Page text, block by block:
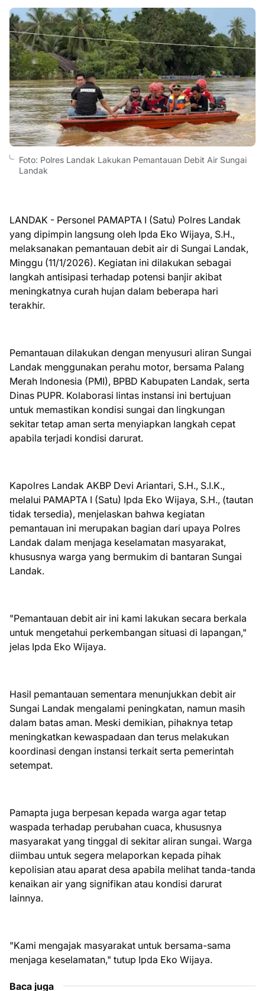
Foto: Polres Landak Lakukan Pemantauan Debit Air Sungai
Landak
LANDAK - Personel PAMAPTA I (Satu) Polres Landak
yang dipimpin langsung oleh Ipda Eko Wijaya, S.H.,
melaksanakan pemantauan debit air di Sungai Landak,
Minggu (11/1/2026). Kegiatan ini dilakukan sebagai
langkah antisipasi terhadap potensi banjir akibat
meningkatnya curah hujan dalam beberapa hari
terakhir.
Pemantauan dilakukan dengan menyusuri aliran Sungai
Landak menggunakan perahu motor, bersama Palang
Merah Indonesia (PMI), BPBD Kabupaten Landak, serta
Dinas PUPR. Kolaborasi lintas instansi ini bertujuan
untuk memastikan kondisi sungai dan lingkungan
sekitar tetap aman serta menyiapkan langkah cepat
apabila terjadi kondisi darurat.
Kapolres Landak AKBP Devi Ariantari, S.H., S.I.K.,
melalui PAMAPTA I (Satu) Ipda Eko Wijaya, S.H., (tautan
tidak tersedia), menjelaskan bahwa kegiatan
pemantauan ini merupakan bagian dari upaya Polres
Landak dalam menjaga keselamatan masyarakat,
khususnya warga yang bermukim di bantaran Sungai
Landak.
"Pemantauan debit air ini kami lakukan secara berkala
untuk mengetahui perkembangan situasi di lapangan,"
jelas Ipda Eko Wijaya.
Hasil pemantauan sementara menunjukkan debit air
Sungai Landak mengalami peningkatan, namun masih
dalam batas aman. Meski demikian, pihaknya tetap
meningkatkan kewaspadaan dan terus melakukan
koordinasi dengan instansi terkait serta pemerintah
setempat.
Pamapta juga berpesan kepada warga agar tetap
waspada terhadap perubahan cuaca, khususnya
masyarakat yang tinggal di sekitar aliran sungai. Warga
diimbau untuk segera melaporkan kepada pihak
kepolisian atau aparat desa apabila melihat tanda-tanda
kenaikan air yang signifikan atau kondisi darurat
lainnya.
"Kami mengajak masyarakat untuk bersama-sama
menjaga keselamatan," tutup Ipda Eko Wijaya.
Baca juga